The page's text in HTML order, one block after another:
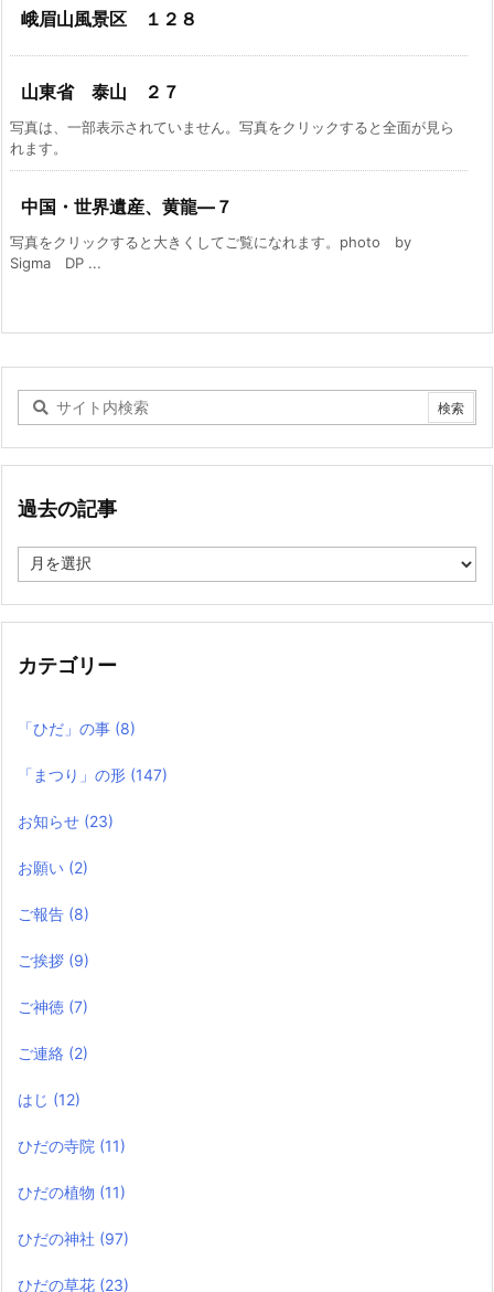
峨眉山風景区 １２８
山東省 泰山 ２７
写真は、一部表示されていません。写真をクリックすると全面が見ら
れます。
中国・世界遺産、黄龍―７
写真をクリックすると大きくしてご覧になれます。photo by
Sigma DP ...
過去の記事
去
記
カテゴリー
「ひだ」の事 (8)
「まつり」の形 (147)
お知らせ (23)
お願い (2)
ご報告 (8)
ご挨拶 (9)
ご神徳 (7)
ご連絡 (2)
はじ (12)
ひだの寺院 (11)
ひだの植物 (11)
ひだの神社 (97)
ひだの草花 (23)